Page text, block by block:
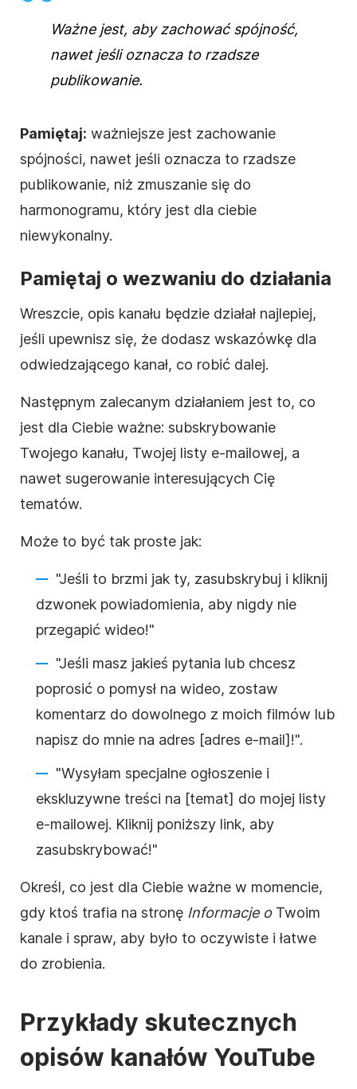
Ważne jest, aby zachować spójność,
nawet jeśli oznacza to rzadsze
publikowanie.
Pamiętaj: ważniejsze jest zachowanie
spójności, nawet jeśli oznacza to rzadsze
publikowanie, niż zmuszanie się do
harmonogramu, który jest dla ciebie
niewykonalny.
Pamiętaj o wezwaniu do działania
Wreszcie, opis kanału będzie działał najlepiej,
jeśli upewnisz się, że dodasz wskazówkę dla
odwiedzającego kanał, co robić dalej.
Następnym zalecanym działaniem jest to, co
jest dla Ciebie ważne: subskrybowanie
Twojego kanału, Twojej listy e-mailowej, a
nawet sugerowanie interesujących Cię
tematów.
Może to być tak proste jak:
"Jeśli to brzmi jak ty, zasubskrybuj i kliknij
dzwonek powiadomienia, aby nigdy nie
przegapić wideo!"
"Jeśli masz jakieś pytania lub chcesz
poprosić o pomysł na wideo, zostaw
komentarz do dowolnego z moich filmów lub
napisz do mnie na adres [adres e-mail]!".
"Wysyłam specjalne ogłoszenie i
ekskluzywne treści na [temat] do mojej listy
e-mailowej. Kliknij poniższy link, aby
zasubskrybować!"
Określ, co jest dla Ciebie ważne w momencie,
gdy ktoś trafia na stronę Informacje oTwoim
kanale i spraw, aby było to oczywiste i łatwe
do zrobienia.
Przykłady skutecznych
opisów kanałów YouTube